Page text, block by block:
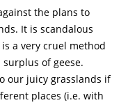
the plans to
It is scandalous
a very cruel method
of geese.
our juicy grasslands if
places (i.e. with